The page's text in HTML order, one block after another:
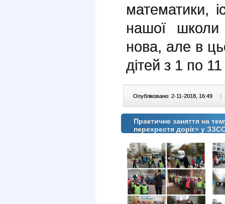
математики,
нашої
нова, але в
дітей з 1 по
Опубліковано: 2-11-2018, 16:49 |
Практичне заняття на
перехрестя доріг» у